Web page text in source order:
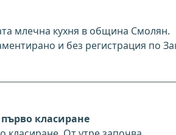
млечна кухня в община Смолян.
и без регистрация по
класиране